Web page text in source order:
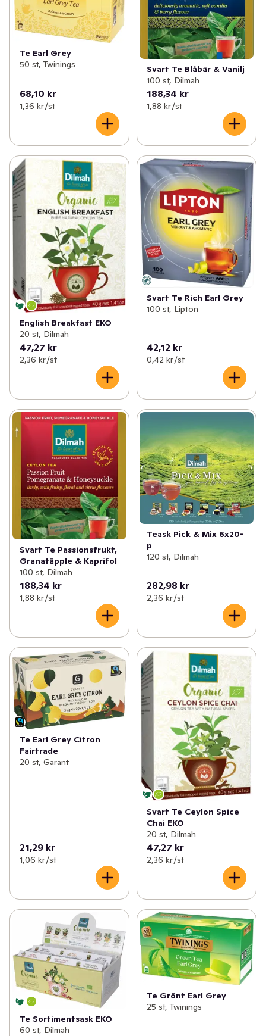
Te Earl Grey
50 st, Twinings
68,10 kr
1,36 kr /st
Svart Te Blåbär & Vanilj
100 st, Dilmah
188,34 kr
1,88 kr /st
English Breakfast EKO
20 st, Dilmah
47,27 kr
2,36 kr /st
Svart Te Rich Earl Grey
100 st, Lipton
42,12 kr
0,42 kr /st
Svart Te Passionsfrukt,
Granatäpple & Kaprifol
100 st, Dilmah
188,34 kr
1,88 kr /st
Teask Pick & Mix 6x20-
p
120 st, Dilmah
282,98 kr
2,36 kr /st
Te Earl Grey Citron
Fairtrade
20 st, Garant
21,29 kr
1,06 kr /st
Svart Te Ceylon Spice
Chai EKO
20 st, Dilmah
47,27 kr
2,36 kr /st
Te Sortimentsask EKO
60 st, Dilmah
Te Grönt Earl Grey
25 st, Twinings